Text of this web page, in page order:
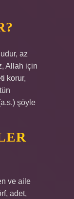
az
Allah için
korur,
şöyle
ve aile
adet,